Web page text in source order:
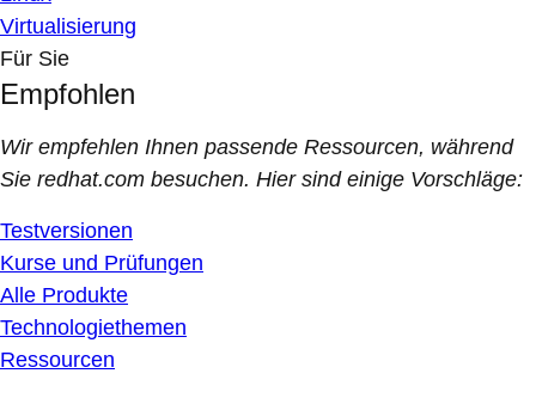
Virtualisierung
Für Sie
Empfohlen
Wir empfehlen Ihnen passende Ressourcen, während
Sie redhat.com besuchen. Hier sind einige Vorschläge:
Testversionen
Kurse und Prüfungen
Alle Produkte
Technologiethemen
Ressourcen